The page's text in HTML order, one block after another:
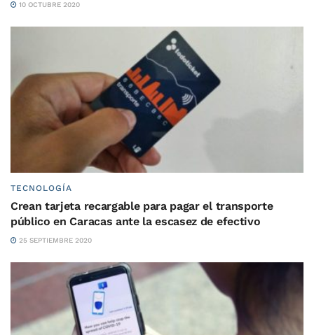
10 OCTUBRE 2020
TECNOLOGÍA
Crean tarjeta recargable para pagar el transporte
público en Caracas ante la escasez de efectivo
25 SEPTIEMBRE 2020